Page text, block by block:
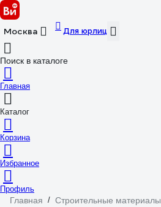
Москва Для юрлиц
Поиск в каталоге
Главная
Каталог
Корзина
Избранное
Профиль
Главная / Строительные материалы